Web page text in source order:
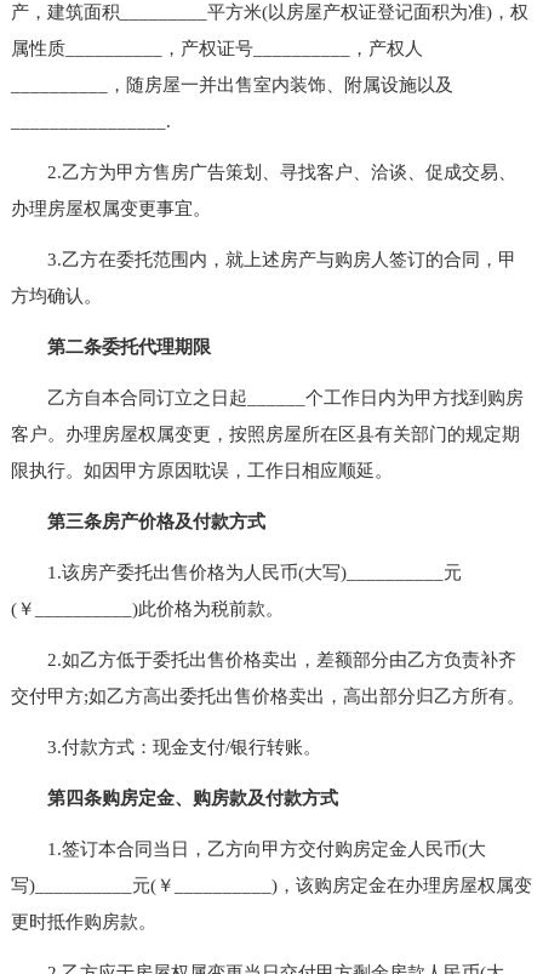
产，建筑面积_________平方米(以房屋产权证登记面积为准)，权
属性质__________，产权证号__________，产权人
__________，随房屋一并出售室内装饰、附属设施以及
________________.
2.乙方为甲方售房广告策划、寻找客户、洽谈、促成交易、
办理房屋权属变更事宜。
3.乙方在委托范围内，就上述房产与购房人签订的合同，甲
方均确认。
第二条委托代理期限
乙方自本合同订立之日起______个工作日内为甲方找到购房
客户。办理房屋权属变更，按照房屋所在区县有关部门的规定期
限执行。如因甲方原因耽误，工作日相应顺延。
第三条房产价格及付款方式
1.该房产委托出售价格为人民币(大写)__________元
(￥__________)此价格为税前款。
2.如乙方低于委托出售价格卖出，差额部分由乙方负责补齐
交付甲方;如乙方高出委托出售价格卖出，高出部分归乙方所有。
3.付款方式：现金支付/银行转账。
第四条购房定金、购房款及付款方式
1.签订本合同当日，乙方向甲方交付购房定金人民币(大
写)__________元(￥__________)，该购房定金在办理房屋权属变
更时抵作购房款。